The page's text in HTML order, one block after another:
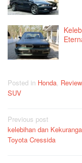
Posted in Honda, Review
SUV
Post
navigation
Previous post
kelebihan dan
Toyota Cressida